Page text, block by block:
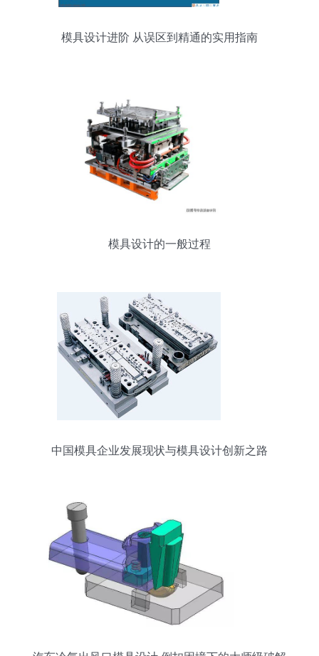
模具设计进阶 从误区到精通的实用指南
模具设计的一般过程
中国模具企业发展现状与模具设计创新之路